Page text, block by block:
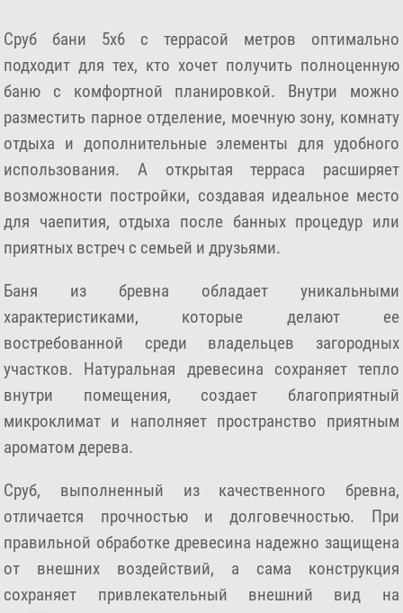
Сруб бани 5х6 с террасой метров оптимально
подходит для тех, кто хочет получить полноценную
баню с комфортной планировкой. Внутри можно
разместить парное отделение, моечную зону, комнату
отдыха и дополнительные элементы для удобного
использования. А открытая терраса расширяет
возможности постройки, создавая идеальное место
для чаепития, отдыха после банных процедур или
приятных встреч с семьей и друзьями.
Баня из бревна обладает уникальными
характеристиками, которые делают ее
востребованной среди владельцев загородных
участков. Натуральная древесина сохраняет тепло
внутри помещения, создает благоприятный
микроклимат и наполняет пространство приятным
ароматом дерева.
Сруб, выполненный из качественного бревна,
отличается прочностью и долговечностью. При
правильной обработке древесина надежно защищена
от внешних воздействий, а сама конструкция
сохраняет привлекательный внешний вид на